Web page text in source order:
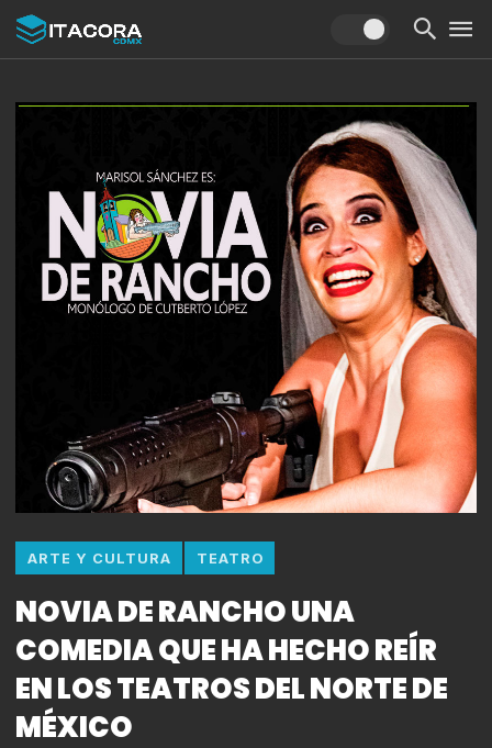
ARTE Y CULTURA TEATRO
NOVIA DE RANCHO UNA
COMEDIA QUE HA HECHO REÍR
EN LOS TEATROS DEL NORTE DE
MÉXICO